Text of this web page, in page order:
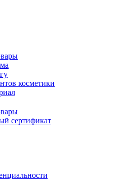
косметики
сертификат